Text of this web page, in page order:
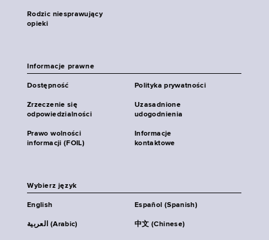
Rodzic niesprawujący
opieki
Informacje prawne
Dostępność Polityka prywatności
Zrzeczenie się
odpowiedzialności
Uzasadnione
udogodnienia
Prawo wolności
informacji (FOIL)
Informacje
kontaktowe
Wybierz język
English Español (Spanish)
العربية (Arabic) 中文 (Chinese)